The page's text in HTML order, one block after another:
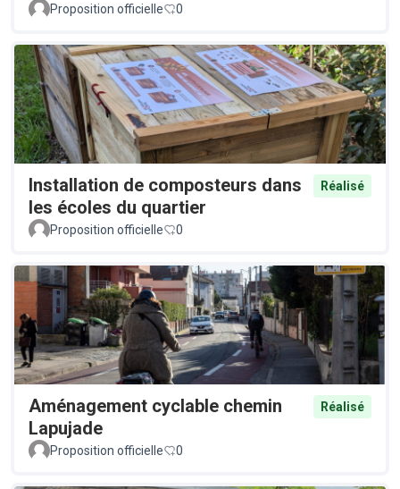
Proposition officielle 0
Installation de composteurs dans
les écoles du quartier
Réalisé
Proposition officielle 0
Aménagement cyclable chemin
Lapujade
Réalisé
Proposition officielle 0